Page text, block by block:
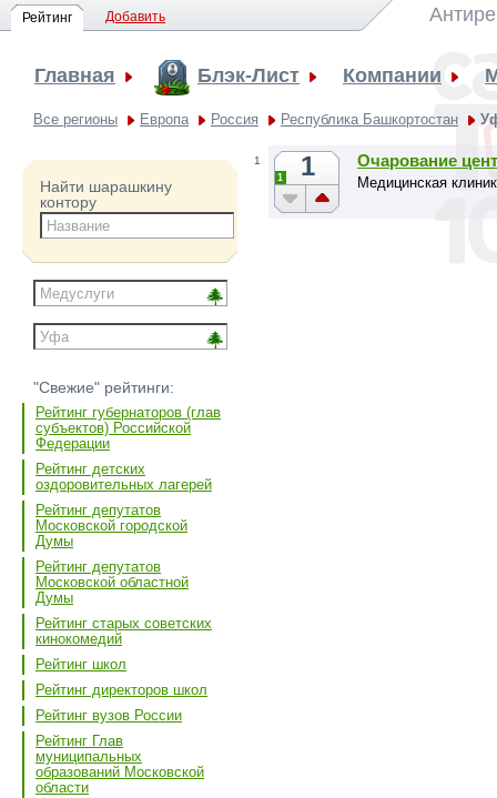
Рейтинг Добавить
Главная Блэк-Лист Компании
Все регионы Европа Россия Республика Башкортостан
Найти шарашкину
контору
"Свежие" рейтинги:
Рейтинг губернаторов (глав
субъектов) Российской
Федерации
Рейтинг детских
оздоровительных лагерей
Рейтинг депутатов
Московской городской
Думы
Рейтинг депутатов
Московской областной
Думы
Рейтинг старых советских
кинокомедий
Рейтинг школ
Рейтинг директоров школ
Рейтинг вузов России
Рейтинг Глав
муниципальных
образований Московской
области
1 1
1
Очарование
Медицинская